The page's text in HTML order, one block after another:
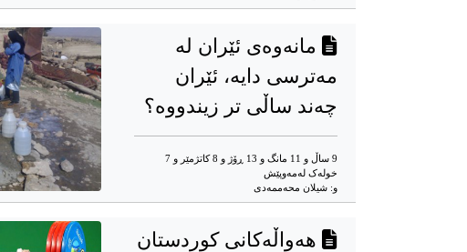
مانەوەی ئێران لە
مەترسی دایە، ئێران
چەند ساڵی تر زیندووە؟
9 ساڵ و 11 مانگ و 13 ڕۆژ و 8 کاتژمێر و 7
خوله‌ک له‌مه‌وپێش‌
و: شیلان محەممەدی
هەواڵەکانی کوردستان